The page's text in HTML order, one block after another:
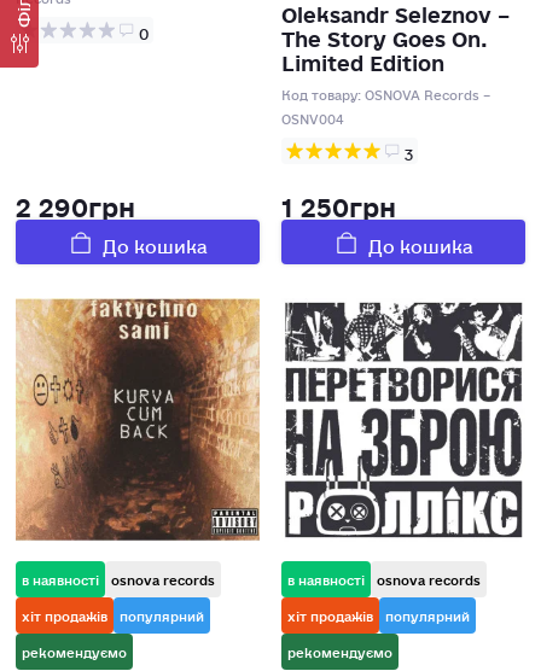
0
2 290грн
До кошика
Oleksandr Seleznov –
The Story Goes On.
Limited Edition
Код товару:OSNOVA Records –
OSNV004
3
1 250грн
До кошика
в наявності osnova records
хіт продажів популярний
рекомендуємо
в наявності osnova records
хіт продажів популярний
рекомендуємо